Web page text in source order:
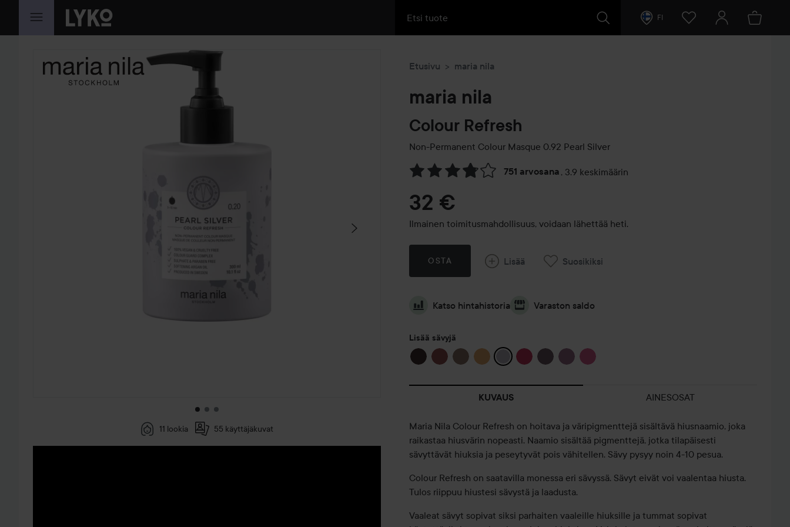
SIIRTYÄ JHK SISÄLTÖÖN FI
OHITA OSIO
11 lookia 55 käyttäjäkuvat
Etusivu maria nila
maria nila
Colour Refresh
Non-Permanent Colour Masque 0.92 Pearl Silver
751 arvosana , 3.9 keskimäärin
Siirtyä jhk Arvosana & kommentit
32 €
Ilmainen toimitusmahdollisuus, voidaan lähettää heti.
OSTA Lisää Suosikiksi
Katso hintahistoria Varaston saldo
Lisää sävyjä
KUVAUS AINESOSAT
Maria Nila Colour Refresh on hoitava ja väripigmenttejä sisältävä hiusnaamio, joka
raikastaa hiusvärin nopeasti. Naamio sisältää pigmenttejä, jotka tilapäisesti
sävyttävät hiuksia ja peseytyvät pois vähitellen. Sävy pysyy noin 4-10 pesua.
Colour Refresh on saatavilla monessa eri sävyssä. Sävyt eivät voi vaalentaa hiusta.
Tulos riippuu hiustesi sävystä ja laadusta.
Vaaleat sävyt sopivat siksi parhaiten vaaleille hiuksille ja tummat sopivat